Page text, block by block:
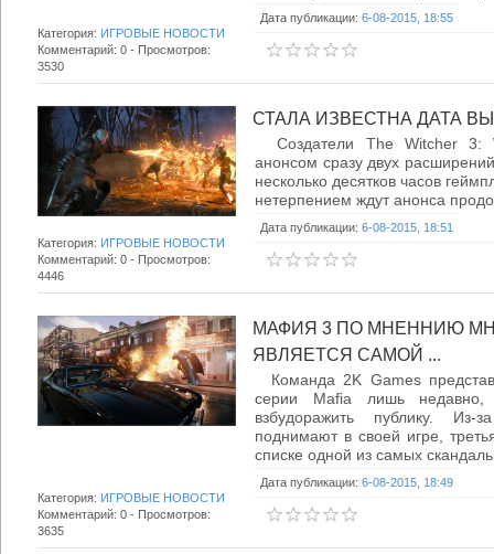
Дата публикации: 6-08-2015, 18:55
Категория: ИГРОВЫЕ НОВОСТИ
Комментарий: 0 - Просмотров:
3530
СТАЛА ИЗВЕСТНА ДАТА
Создатели The Witcher 3:
анонсом сразу двух
несколько десятков часов
нетерпением ждут анонса
Дата публикации: 6-08-2015, 18:51
Категория: ИГРОВЫЕ НОВОСТИ
Комментарий: 0 - Просмотров:
4446
МАФИЯ 3 ПО МНЕННИЮ
ЯВЛЯЕТСЯ САМОЙ ...
Команда 2K Games
серии Mafia лишь
взбудоражить публику. Из-
поднимают в своей игре,
списке одной из самых
Дата публикации: 6-08-2015, 18:49
Категория: ИГРОВЫЕ НОВОСТИ
Комментарий: 0 - Просмотров:
3635